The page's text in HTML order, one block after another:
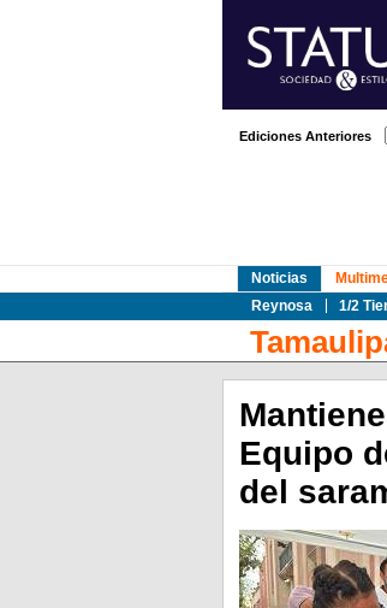
Ediciones Anteriores
Noticias
Reynosa
1/2
Equipo
del